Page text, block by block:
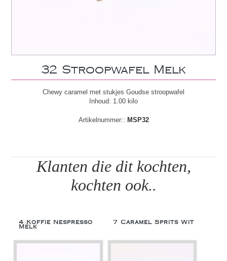
32 Stroopwafel Melk
Chewy caramel met stukjes Goudse stroopwafel
Inhoud: 1.00 kilo
Artikelnummer:: MSP32
Klanten die dit kochten,
kochten ook..
4 Koffie Nespresso
Melk
7 Caramel Sprits Wit